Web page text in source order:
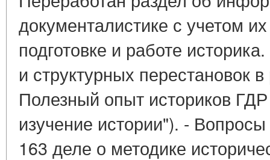
документалистике с учетом
подготовке и работе
и структурных
Полезный опыт историков
изучение истории"). -
163 деле о методике